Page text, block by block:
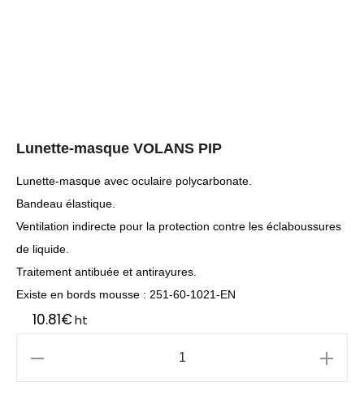
Lunette-masque VOLANS PIP
Lunette-masque avec oculaire polycarbonate.
Bandeau élastique.
Ventilation indirecte pour la protection contre les éclaboussures
de liquide.
Traitement antibuée et antirayures.
Existe en bords mousse : 251-60-1021-EN
10.81€ht